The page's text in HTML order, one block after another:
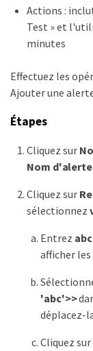
Actions :
Test » et
minutes
Effectuez les
Ajouter une
Étapes
Cliquez sur
Nom d'alerte.
Cliquez sur
sélectionnez
Entrez abc
afficher
'abc'>>
déplacez-
Cliquez sur